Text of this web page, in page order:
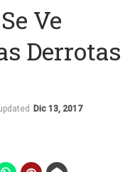
Ve
Derrotas
Dic 13, 2017